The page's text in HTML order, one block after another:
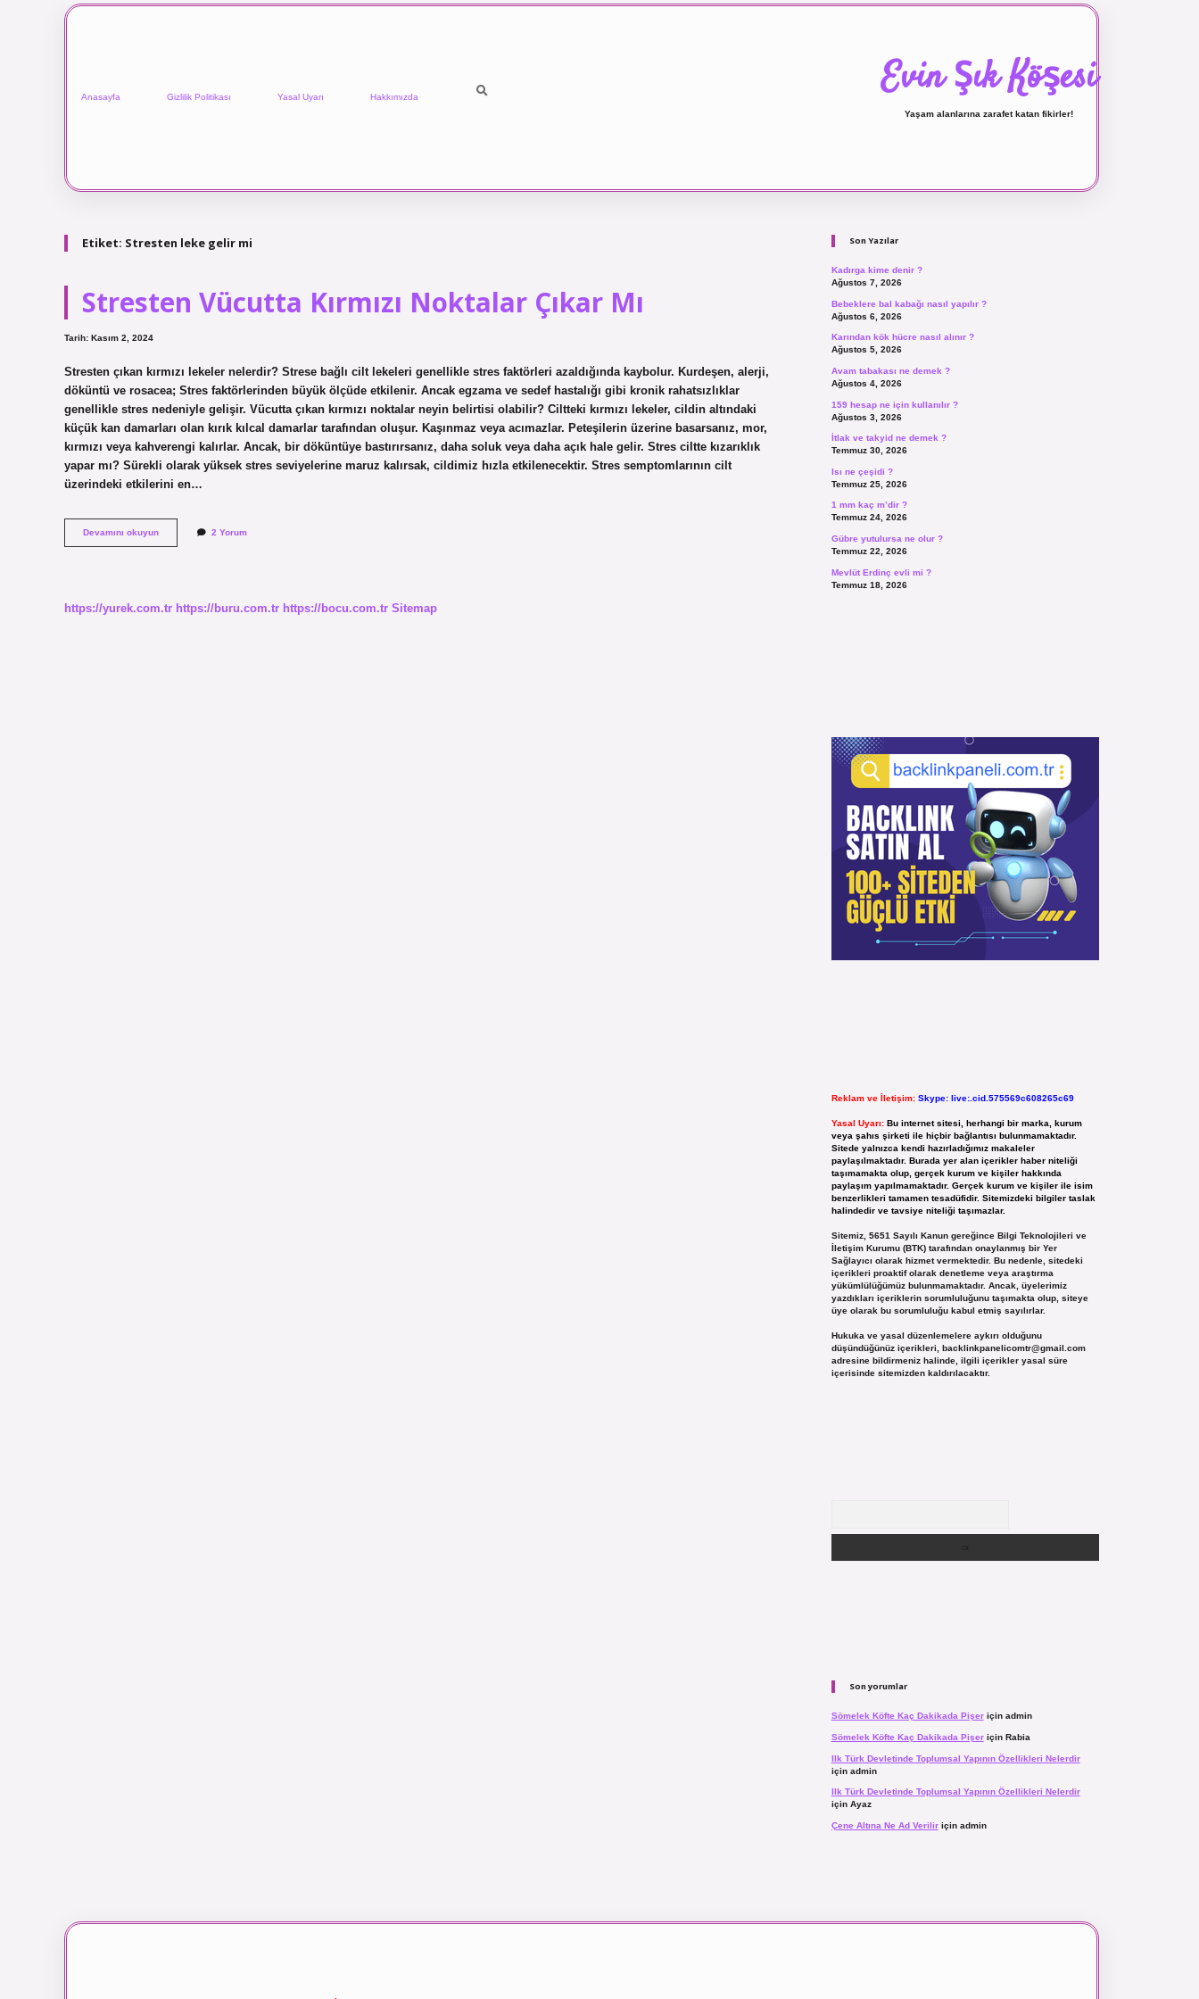
Anasayfa Gizlilik Politikası Yasal Uyarı Hakkımızda Evin Şık Köşesi
Yaşam alanlarına zarafet katan fikirler!
Etiket: Stresten leke gelir mi
Stresten Vücutta Kırmızı Noktalar Çıkar Mı
Tarih: Kasım 2, 2024
Stresten çıkan kırmızı lekeler nelerdir? Strese bağlı cilt lekeleri genellikle stres faktörleri azaldığında kaybolur. Kurdeşen, alerji,
döküntü ve rosacea; Stres faktörlerinden büyük ölçüde etkilenir. Ancak egzama ve sedef hastalığı gibi kronik rahatsızlıklar
genellikle stres nedeniyle gelişir. Vücutta çıkan kırmızı noktalar neyin belirtisi olabilir? Ciltteki kırmızı lekeler, cildin altındaki
küçük kan damarları olan kırık kılcal damarlar tarafından oluşur. Kaşınmaz veya acımazlar. Peteşilerin üzerine basarsanız, mor,
kırmızı veya kahverengi kalırlar. Ancak, bir döküntüye bastırırsanız, daha soluk veya daha açık hale gelir. Stres ciltte kızarıklık
yapar mı? Sürekli olarak yüksek stres seviyelerine maruz kalırsak, cildimiz hızla etkilenecektir. Stres semptomlarının cilt
üzerindeki etkilerini en…
Devamını okuyunStresten
Vücutta
2 Yorum
https://yurek.com.tr https://buru.com.tr https://bocu.com.tr Sitemap
Son Yazılar
Kadırga kime denir ?
Ağustos 7, 2026
Bebeklere bal kabağı nasıl yapılır ?
Ağustos 6, 2026
Karından kök hücre nasıl alınır ?
Ağustos 5, 2026
Avam tabakası ne demek ?
Ağustos 4, 2026
159 hesap ne için kullanılır ?
Ağustos 3, 2026
İtlak ve takyid ne demek ?
Temmuz 30, 2026
Isı ne çeşidi ?
Temmuz 25, 2026
1 mm kaç m’dir ?
Temmuz 24, 2026
Gübre yutulursa ne olur ?
Temmuz 22, 2026
Mevlüt Erdinç evli mi ?
Temmuz 18, 2026
Reklam ve İletişim: Skype: live:.cid.575569c608265c69
Yasal Uyarı: Bu internet sitesi, herhangi bir marka, kurum
veya şahıs şirketi ile hiçbir bağlantısı bulunmamaktadır.
Sitede yalnızca kendi hazırladığımız makaleler
paylaşılmaktadır. Burada yer alan içerikler haber niteliği
taşımamakta olup, gerçek kurum ve kişiler hakkında
paylaşım yapılmamaktadır. Gerçek kurum ve kişiler ile isim
benzerlikleri tamamen tesadüfidir. Sitemizdeki bilgiler taslak
halindedir ve tavsiye niteliği taşımazlar.
Sitemiz, 5651 Sayılı Kanun gereğince Bilgi Teknolojileri ve
İletişim Kurumu (BTK) tarafından onaylanmış bir Yer
Sağlayıcı olarak hizmet vermektedir. Bu nedenle, sitedeki
içerikleri proaktif olarak denetleme veya araştırma
yükümlülüğümüz bulunmamaktadır. Ancak, üyelerimiz
yazdıkları içeriklerin sorumluluğunu taşımakta olup, siteye
üye olarak bu sorumluluğu kabul etmiş sayılırlar.
Hukuka ve yasal düzenlemelere aykırı olduğunu
düşündüğünüz içerikleri, backlinkpanelicomtr@gmail.com
adresine bildirmeniz halinde, ilgili içerikler yasal süre
içerisinde sitemizden kaldırılacaktır.
Son yorumlar
Sömelek Köfte Kaç Dakikada Pişeriçin admin
Sömelek Köfte Kaç Dakikada Pişeriçin Rabia
Ilk Türk Devletinde Toplumsal Yapının Özellikleri Nelerdir
için admin
Ilk Türk Devletinde Toplumsal Yapının Özellikleri Nelerdir
için Ayaz
Çene Altına Ne Ad Veriliriçin admin